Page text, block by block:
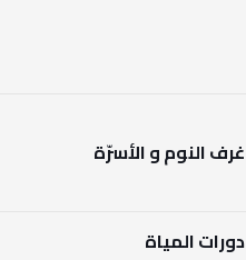
غرف النوم و الأسرّة
دورات المياة